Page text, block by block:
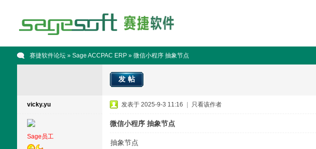
赛捷软件论坛» Sage ACCPAC ERP» 微信小程序 抽象节点
发帖
vicky.yu
Sage员工
发表于 2025-9-3 11:16 只看该作者
微信小程序 抽象节点
抽象节点